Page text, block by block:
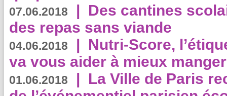
07.06.2018 | Des cantines
des repas sans viande
04.06.2018 | Nutri-Score,
va vous aider à mieux
01.06.2018 | La Ville de Paris